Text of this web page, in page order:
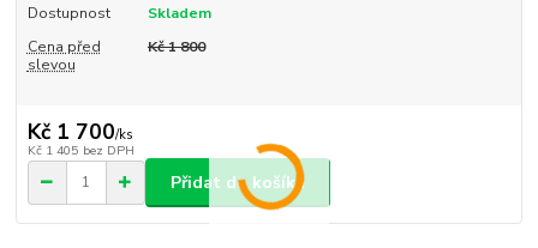
Dostupnost
Skladem
Cena před
slevou
Kč 1 800
Kč 1 700/ks
Kč 1 405 bez DPH
Přidat do košíku